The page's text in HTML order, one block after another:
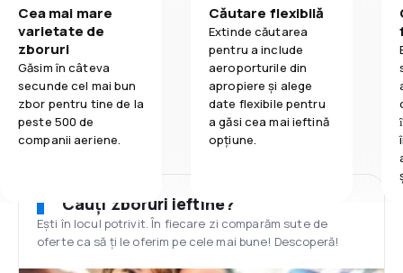
Cea mai mare
varietate de
zboruri
Găsim în câteva
secunde cel mai bun
zbor pentru tine de la
peste 500 de
companii aeriene.
Căutare flexibilă
Extinde căutarea
pentru a include
aeroporturile din
apropiere și alege
date flexibile pentru
a găsi cea mai ieftină
opțiune.
Cauți zboruri ieftine?
Ești în locul potrivit. În fiecare zi comparăm sute de
oferte ca să ți le oferim pe cele mai bune! Descoperă!